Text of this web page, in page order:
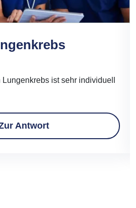
ist sehr individuell
Antwort